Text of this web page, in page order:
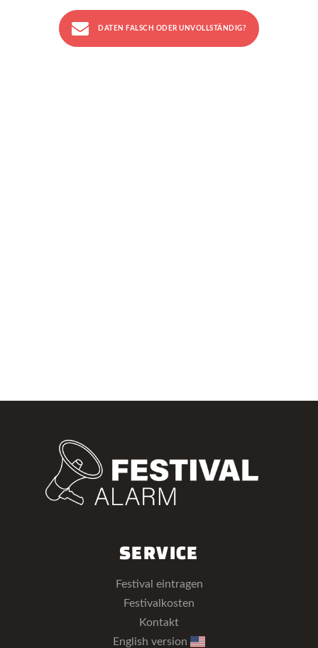
DATEN FALSCH ODER UNVOLLSTÄNDIG?
SERVICE
Festival eintragen
Festivalkosten
Kontakt
English version